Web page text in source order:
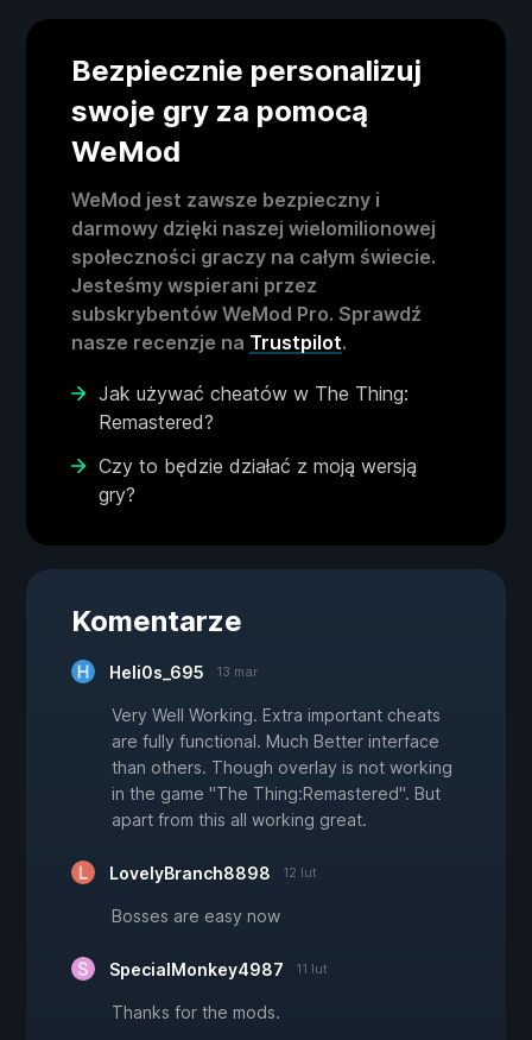
Bezpiecznie personalizuj
swoje gry za pomocą
WeMod
WeMod jest zawsze bezpieczny i
darmowy dzięki naszej wielomilionowej
społeczności graczy na całym świecie.
Jesteśmy wspierani przez
subskrybentów WeMod Pro. Sprawdź
nasze recenzje na Trustpilot.
Jak używać cheatów w The Thing:
Remastered?
Czy to będzie działać z moją wersją
gry?
Komentarze
Heli0s_695 13 mar
Very Well Working. Extra important cheats
are fully functional. Much Better interface
than others. Though overlay is not working
in the game "The Thing:Remastered". But
apart from this all working great.
LovelyBranch8898 12 lut
Bosses are easy now
SpecialMonkey4987 11 lut
Thanks for the mods.